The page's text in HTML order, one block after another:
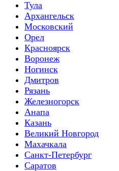
Тула
Архангельск
Московский
Орел
Красноярск
Воронеж
Ногинск
Дмитров
Рязань
Железногорск
Анапа
Казань
Великий Новгород
Махачкала
Санкт-Петербург
Саратов